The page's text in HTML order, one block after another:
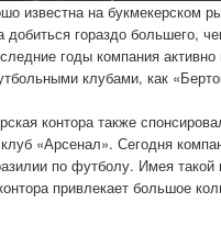
известна на букмекерском
добиться гораздо большего,
годы компания
клубами, как
контора также
«Арсенал». Сегодня
по футболу. Имея
привлекает большое